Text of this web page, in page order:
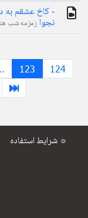
- کاخ عشقم به
نجوا زمزمه شب
123
124
شرایط استفاده ☼